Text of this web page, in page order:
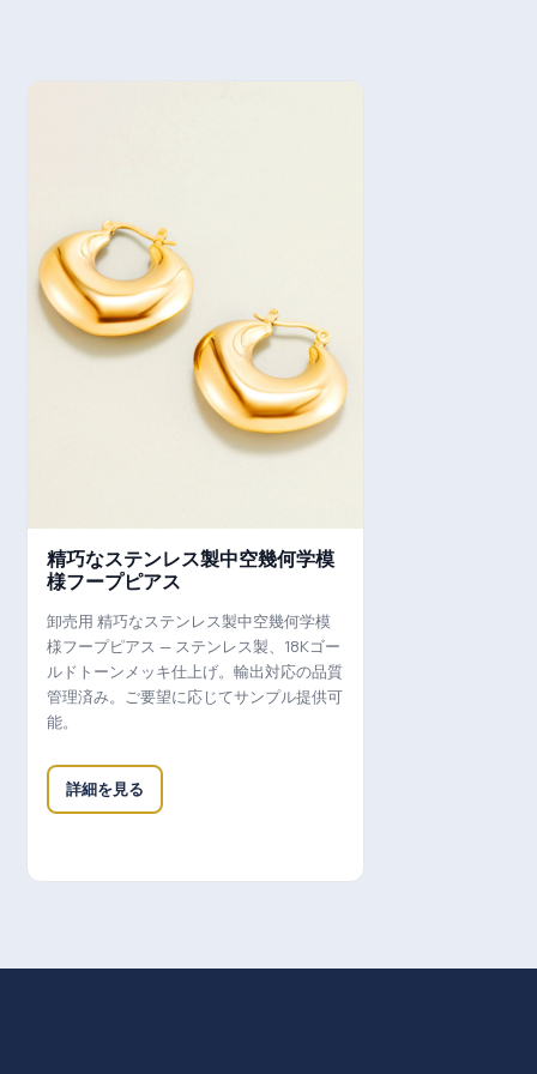
精巧なステンレス製中空幾何学模
様フープピアス
卸売用 精巧なステンレス製中空幾何学模
様フープピアス — ステンレス製、18Kゴー
ルドトーンメッキ仕上げ。輸出対応の品質
管理済み。ご要望に応じてサンプル提供可
能。
詳細を見る